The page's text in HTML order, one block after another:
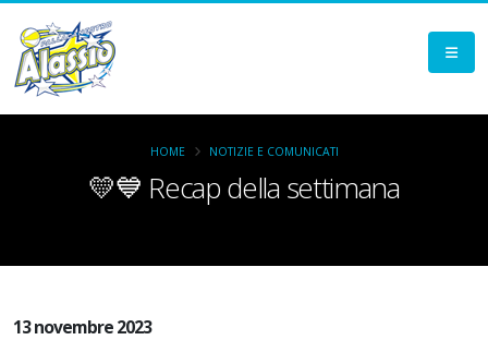
💛💙 Recap della settimana
HOME NOTIZIE E COMUNICATI
13 novembre 2023